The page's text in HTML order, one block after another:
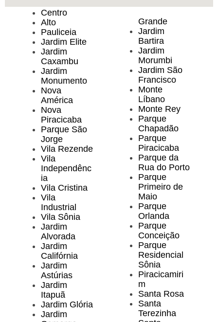
Centro
Alto
Pauliceia
Jardim Elite
Jardim
Caxambu
Jardim
Monumento
Nova
América
Nova
Piracicaba
Parque São
Jorge
Vila Rezende
Vila
Independênc
ia
Vila Cristina
Vila
Industrial
Vila Sônia
Jardim
Alvorada
Jardim
Califórnia
Jardim
Astúrias
Jardim
Itapuã
Jardim Glória
Jardim
Grande
Jardim
Bartira
Jardim
Morumbi
Jardim São
Francisco
Monte
Líbano
Monte Rey
Parque
Chapadão
Parque
Piracicaba
Parque da
Rua do Porto
Parque
Primeiro de
Maio
Parque
Orlanda
Parque
Conceição
Parque
Residencial
Sônia
Piracicamiri
m
Santa Rosa
Santa
Terezinha